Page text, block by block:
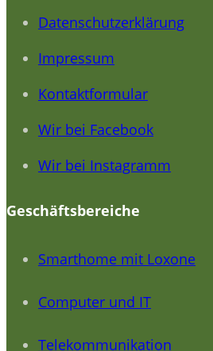
Datenschutzerklärung
Impressum
Kontaktformular
Wir bei Facebook
Wir bei Instagramm
Geschäftsbereiche
Smarthome mit Loxone
Computer und IT
Telekommunikation